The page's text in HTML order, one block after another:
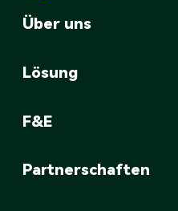
Über uns
Lösung
F&E
Partnerschaften